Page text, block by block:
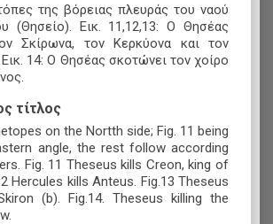
της βόρειας πλευράς του ναού
(Θησείο). Εικ. 11,12,13: Ο Θησέας
Σκίρωνα, τον Κερκύονα και τον
14: Ο Θησέας σκοτώνει τον χοίρο
τίτλος
on the Nortth side; Fig. 11 being
angle, the rest follow according
Fig. 11 Theseus kills Creon, king of
Hercules kills Anteus. Fig.13 Theseus
(b). Fig.14. Theseus killing the